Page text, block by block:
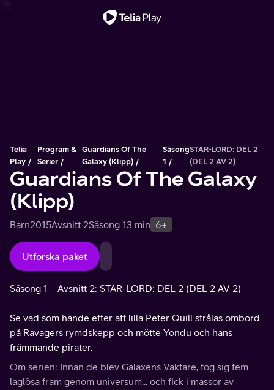
Telia
Play
Program &
Serier
Guardians Of The
Galaxy (Klipp)
Säsong
1
STAR-LORD: DEL 2
(DEL 2 AV 2)
Guardians Of The Galaxy
(Klipp)
Barn2015Avsnitt 2Säsong 13 min 6+
Utforska paket
Säsong 1 Avsnitt 2: STAR-LORD: DEL 2 (DEL 2 AV 2)
Se vad som hände efter att lilla Peter Quill strålas ombord
på Ravagers rymdskepp och mötte Yondu och hans
främmande pirater.
Om serien: Innan de blev Galaxens Väktare, tog sig fem
laglösa fram genom universum... och fick i massor av